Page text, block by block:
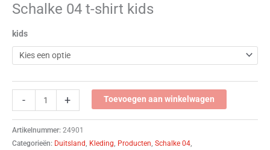
Schalke 04 t-shirt kids
kids
- + Toevoegen aan winkelwagen
Artikelnummer: 24901
Categorieën: Duitsland, Kleding, Producten, Schalke 04,